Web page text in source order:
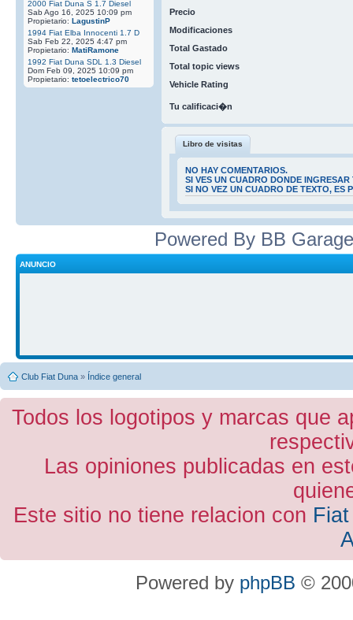
2000 Fiat Duna S 1.7 Diesel
Sab Ago 16, 2025 10:09 pm
Propietario: LagustinP
1994 Fiat Elba Innocenti 1.7 D
Sab Feb 22, 2025 4:47 pm
Propietario: MatiRamone
1992 Fiat Duna SDL 1.3 Diesel
Dom Feb 09, 2025 10:09 pm
Propietario: tetoelectrico70
Precio
Modificaciones
Total Gastado
Total topic views
Vehicle Rating
Tu calificaci�n
Libro de visitas
NO HAY COMENTARIOS.
SI VES UN CUADRO DONDE
SI NO VEZ UN CUADRO DE TEXTO, ES
Powered By BB
ANUNCIO
Club Fiat Duna » Índice general
Todos los logotipos y marcas que
Las opiniones publicadas en
Este sitio no tiene relacion con
Powered by phpBB ©